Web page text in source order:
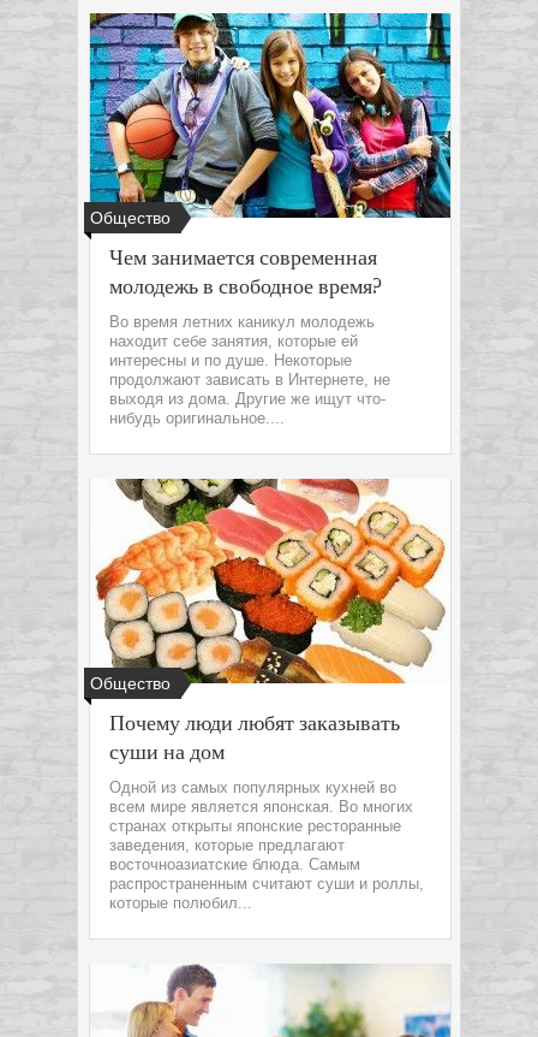
Общество
Чем занимается современная
молодежь в свободное время?
Во время летних каникул молодежь
находит себе занятия, которые ей
интересны и по душе. Некоторые
продолжают зависать в Интернете, не
выходя из дома. Другие же ищут что-
нибудь оригинальное....
Общество
Почему люди любят заказывать
суши на дом
Одной из самых популярных кухней во
всем мире является японская. Во многих
странах открыты японские ресторанные
заведения, которые предлагают
восточноазиатские блюда. Самым
распространенным считают суши и роллы,
которые полюбил...